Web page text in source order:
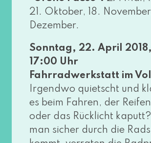
21. Oktober, 18.
Dezember.
Sonntag, 22. April
17:00 Uhr
Fahrradwerkstatt im
Irgendwo quietscht und
es beim Fahren, der
oder das Rücklicht
man sicher durch die